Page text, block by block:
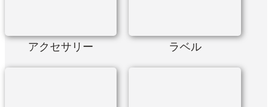
アクセサリー ラベル